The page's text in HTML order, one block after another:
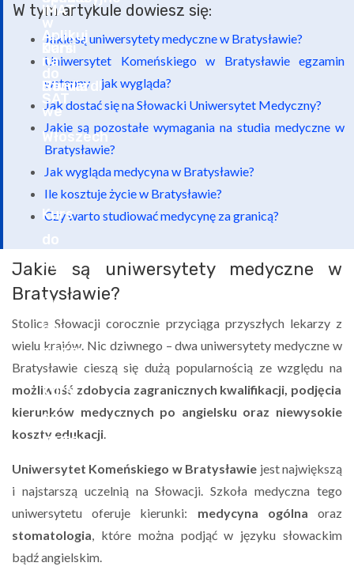
W tym artykule dowiesz się:
Jakie są uniwersytety medyczne w Bratysławie?
Uniwersytet Komeńskiego w Bratysławie egzamin
wstępny – jak wygląda?
Jak dostać się na Słowacki Uniwersytet Medyczny?
Jakie są pozostałe wymagania na studia medyczne w
Bratysławie?
Jak wygląda medycyna w Bratysławie?
Ile kosztuje życie w Bratysławie?
Czy warto studiować medycynę za granicą?
Jakie są uniwersytety medyczne w
Bratysławie?
Stolica Słowacji corocznie przyciąga przyszłych lekarzy z
wielu krajów. Nic dziwnego – dwa uniwersytety medyczne w
Bratysławie cieszą się dużą popularnością ze względu na
możliwość zdobycia zagranicznych kwalifikacji, podjęcia
kierunków medycznych po angielsku oraz niewysokie
koszty edukacji.
Uniwersytet Komeńskiego w Bratysławie jest największą
i najstarszą uczelnią na Słowacji. Szkoła medyczna tego
uniwersytetu oferuje kierunki: medycyna ogólna oraz
stomatologia, które można podjąć w języku słowackim
bądź angielskim.